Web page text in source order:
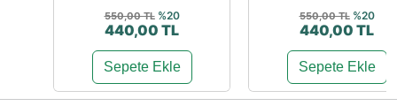
550,00 TL %20
440,00 TL
Sepete Ekle
550,00 TL %20
440,00 TL
Sepete Ekle